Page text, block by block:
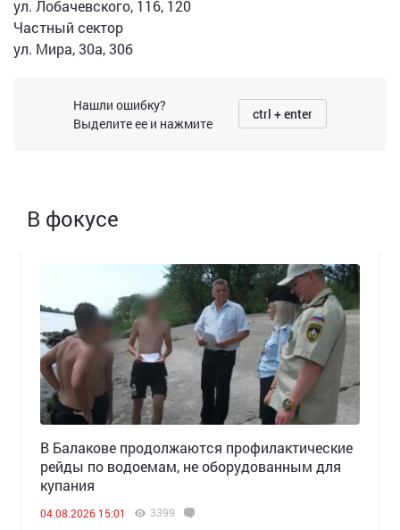
ул. Лобачевского, 116, 120
Частный сектор
ул. Мира, 30а, 30б
Нашли ошибку?
Выделите ее и нажмите
ctrl + enter
В фокусе
В Балакове продолжаются профилактические
рейды по водоемам, не оборудованным для
купания
04.08.2026 15:01 3399